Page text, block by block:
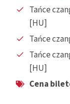
Tańce
[HU]
Tańce
Tańce
[HU]
Cena